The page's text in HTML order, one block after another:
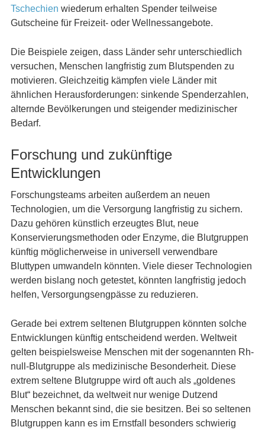
Tschechien wiederum erhalten Spender teilweise
Gutscheine für Freizeit- oder Wellnessangebote.
Die Beispiele zeigen, dass Länder sehr unterschiedlich
versuchen, Menschen langfristig zum Blutspenden zu
motivieren. Gleichzeitig kämpfen viele Länder mit
ähnlichen Herausforderungen: sinkende Spenderzahlen,
alternde Bevölkerungen und steigender medizinischer
Bedarf.
Forschung und zukünftige
Entwicklungen
Forschungsteams arbeiten außerdem an neuen
Technologien, um die Versorgung langfristig zu sichern.
Dazu gehören künstlich erzeugtes Blut, neue
Konservierungsmethoden oder Enzyme, die Blutgruppen
künftig möglicherweise in universell verwendbare
Bluttypen umwandeln könnten. Viele dieser Technologien
werden bislang noch getestet, könnten langfristig jedoch
helfen, Versorgungsengpässe zu reduzieren.
Gerade bei extrem seltenen Blutgruppen könnten solche
Entwicklungen künftig entscheidend werden. Weltweit
gelten beispielsweise Menschen mit der sogenannten Rh-
null-Blutgruppe als medizinische Besonderheit. Diese
extrem seltene Blutgruppe wird oft auch als „goldenes
Blut“ bezeichnet, da weltweit nur wenige Dutzend
Menschen bekannt sind, die sie besitzen. Bei so seltenen
Blutgruppen kann es im Ernstfall besonders schwierig